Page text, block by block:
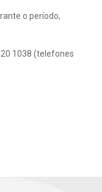
o período,
1038 (telefones